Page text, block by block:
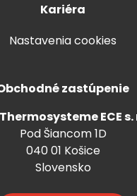
Kariéra
Nastavenia cookies
zastúpenie
ECE s.
Pod Šiancom 1D
040 01 Košice
Slovensko